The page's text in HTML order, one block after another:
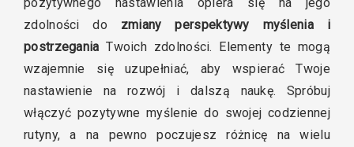
zdolności do zmiany perspektywy myślenia i
postrzegania Twoich zdolności. Elementy te mogą
wzajemnie się uzupełniać, aby wspierać Twoje
nastawienie na rozwój i dalszą naukę. Spróbuj
włączyć pozytywne myślenie do swojej codziennej
rutyny, a na pewno poczujesz różnicę na wielu